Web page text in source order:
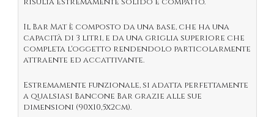
Il Bar Mat è composto da una base, che ha una
capacità di 3 litri, e da una griglia superiore che
completa l'oggetto rendendolo particolarmente
attraente ed accattivante.
Estremamente funzionale, si adatta perfettamente
a qualsiasi Bancone Bar grazie alle sue
dimensioni (90x10,5x2cm).